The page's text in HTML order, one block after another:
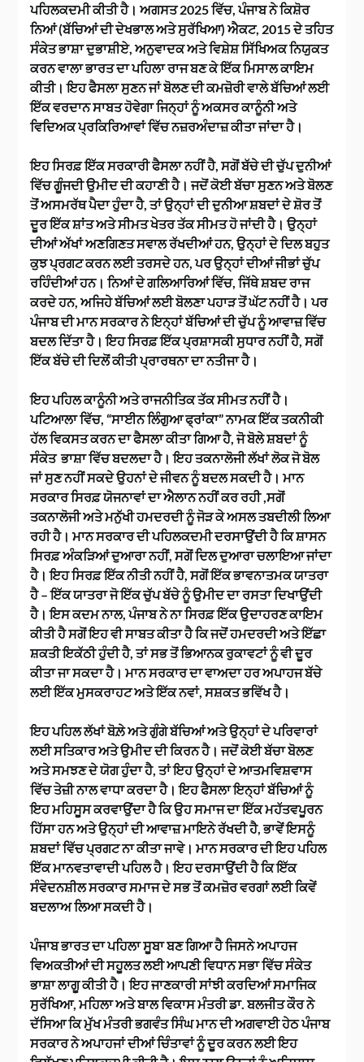
ਪਹਿਲਕਦਮੀ ਕੀਤੀ ਹੈ। ਅਗਸਤ 2025 ਵਿੱਚ, ਪੰਜਾਬ ਨੇ ਕਿਸ਼ੋਰ
ਨਿਆਂ (ਬੱਚਿਆਂ ਦੀ ਦੇਖਭਾਲ ਅਤੇ ਸੁਰੱਖਿਆ) ਐਕਟ, 2015 ਦੇ ਤਹਿਤ
ਸੰਕੇਤ ਭਾਸ਼ਾ ਦੁਭਾਸ਼ੀਏ, ਅਨੁਵਾਦਕ ਅਤੇ ਵਿਸ਼ੇਸ਼ ਸਿੱਖਿਅਕ ਨਿਯੁਕਤ
ਕਰਨ ਵਾਲਾ ਭਾਰਤ ਦਾ ਪਹਿਲਾ ਰਾਜ ਬਣ ਕੇ ਇੱਕ ਮਿਸਾਲ ਕਾਇਮ
ਕੀਤੀ। ਇਹ ਫੈਸਲਾ ਸੁਣਨ ਜਾਂ ਬੋਲਣ ਦੀ ਕਮਜ਼ੋਰੀ ਵਾਲੇ ਬੱਚਿਆਂ ਲਈ
ਇੱਕ ਵਰਦਾਨ ਸਾਬਤ ਹੋਵੇਗਾ ਜਿਨ੍ਹਾਂ ਨੂੰ ਅਕਸਰ ਕਾਨੂੰਨੀ ਅਤੇ
ਵਿਦਿਅਕ ਪ੍ਰਕਿਰਿਆਵਾਂ ਵਿੱਚ ਨਜ਼ਰਅੰਦਾਜ਼ ਕੀਤਾ ਜਾਂਦਾ ਹੈ।
ਇਹ ਸਿਰਫ਼ ਇੱਕ ਸਰਕਾਰੀ ਫੈਸਲਾ ਨਹੀਂ ਹੈ, ਸਗੋਂ ਬੱਚੇ ਦੀ ਚੁੱਪ ਦੁਨੀਆਂ
ਵਿੱਚ ਗੂੰਜਦੀ ਉਮੀਦ ਦੀ ਕਹਾਣੀ ਹੈ। ਜਦੋਂ ਕੋਈ ਬੱਚਾ ਸੁਣਨ ਅਤੇ ਬੋਲਣ
ਤੋਂ ਅਸਮਰੱਥ ਪੈਦਾ ਹੁੰਦਾ ਹੈ, ਤਾਂ ਉਨ੍ਹਾਂ ਦੀ ਦੁਨੀਆ ਸ਼ਬਦਾਂ ਦੇ ਸ਼ੋਰ ਤੋਂ
ਦੂਰ ਇੱਕ ਸ਼ਾਂਤ ਅਤੇ ਸੀਮਤ ਖੇਤਰ ਤੱਕ ਸੀਮਤ ਹੋ ਜਾਂਦੀ ਹੈ। ਉਨ੍ਹਾਂ
ਦੀਆਂ ਅੱਖਾਂ ਅਣਗਿਣਤ ਸਵਾਲ ਰੱਖਦੀਆਂ ਹਨ, ਉਨ੍ਹਾਂ ਦੇ ਦਿਲ ਬਹੁਤ
ਕੁਝ ਪ੍ਰਗਟ ਕਰਨ ਲਈ ਤਰਸਦੇ ਹਨ, ਪਰ ਉਨ੍ਹਾਂ ਦੀਆਂ ਜੀਭਾਂ ਚੁੱਪ
ਰਹਿੰਦੀਆਂ ਹਨ। ਨਿਆਂ ਦੇ ਗਲਿਆਰਿਆਂ ਵਿੱਚ, ਜਿੱਥੇ ਸ਼ਬਦ ਰਾਜ
ਕਰਦੇ ਹਨ, ਅਜਿਹੇ ਬੱਚਿਆਂ ਲਈ ਬੋਲਣਾ ਪਹਾੜ ਤੋਂ ਘੱਟ ਨਹੀਂ ਹੈ। ਪਰ
ਪੰਜਾਬ ਦੀ ਮਾਨ ਸਰਕਾਰ ਨੇ ਇਨ੍ਹਾਂ ਬੱਚਿਆਂ ਦੀ ਚੁੱਪ ਨੂੰ ਆਵਾਜ਼ ਵਿੱਚ
ਬਦਲ ਦਿੱਤਾ ਹੈ। ਇਹ ਸਿਰਫ਼ ਇੱਕ ਪ੍ਰਸ਼ਾਸਕੀ ਸੁਧਾਰ ਨਹੀਂ ਹੈ, ਸਗੋਂ
ਇੱਕ ਬੱਚੇ ਦੀ ਦਿਲੋਂ ਕੀਤੀ ਪ੍ਰਾਰਥਨਾ ਦਾ ਨਤੀਜਾ ਹੈ।
ਇਹ ਪਹਿਲ ਕਾਨੂੰਨੀ ਅਤੇ ਰਾਜਨੀਤਿਕ ਤੱਕ ਸੀਮਤ ਨਹੀਂ ਹੈ।
ਪਟਿਆਲਾ ਵਿੱਚ, “ਸਾਈਨ ਲਿੰਗੁਆ ਫ੍ਰਾਂਕਾ” ਨਾਮਕ ਇੱਕ ਤਕਨੀਕੀ
ਹੱਲ ਵਿਕਸਤ ਕਰਨ ਦਾ ਫੈਸਲਾ ਕੀਤਾ ਗਿਆ ਹੈ, ਜੋ ਬੋਲੇ ਸ਼ਬਦਾਂ ਨੂੰ
ਸੰਕੇਤ ਭਾਸ਼ਾ ਵਿੱਚ ਬਦਲਦਾ ਹੈ। ਇਹ ਤਕਨਾਲੋਜੀ ਲੱਖਾਂ ਲੋਕ ਜੋ ਬੋਲ
ਜਾਂ ਸੁਣ ਨਹੀਂ ਸਕਦੇ ਉਹਨਾਂ ਦੇ ਜੀਵਨ ਨੂੰ ਬਦਲ ਸਕਦੀ ਹੈ। ਮਾਨ
ਸਰਕਾਰ ਸਿਰਫ਼ ਯੋਜਨਾਵਾਂ ਦਾ ਐਲਾਨ ਨਹੀਂ ਕਰ ਰਹੀ ,ਸਗੋਂ
ਤਕਨਾਲੋਜੀ ਅਤੇ ਮਨੁੱਖੀ ਹਮਦਰਦੀ ਨੂੰ ਜੋੜ ਕੇ ਅਸਲ ਤਬਦੀਲੀ ਲਿਆ
ਰਹੀ ਹੈ। ਮਾਨ ਸਰਕਾਰ ਦੀ ਪਹਿਲਕਦਮੀ ਦਰਸਾਉਂਦੀ ਹੈ ਕਿ ਸ਼ਾਸਨ
ਸਿਰਫ਼ ਅੰਕੜਿਆਂ ਦੁਆਰਾ ਨਹੀਂ, ਸਗੋਂ ਦਿਲ ਦੁਆਰਾ ਚਲਾਇਆ ਜਾਂਦਾ
ਹੈ। ਇਹ ਸਿਰਫ਼ ਇੱਕ ਨੀਤੀ ਨਹੀਂ ਹੈ, ਸਗੋਂ ਇੱਕ ਭਾਵਨਾਤਮਕ ਯਾਤਰਾ
ਹੈ – ਇੱਕ ਯਾਤਰਾ ਜੋ ਇੱਕ ਚੁੱਪ ਬੱਚੇ ਨੂੰ ਉਮੀਦ ਦਾ ਰਸਤਾ ਦਿਖਾਉਂਦੀ
ਹੈ। ਇਸ ਕਦਮ ਨਾਲ, ਪੰਜਾਬ ਨੇ ਨਾ ਸਿਰਫ਼ ਇੱਕ ਉਦਾਹਰਣ ਕਾਇਮ
ਕੀਤੀ ਹੈ ਸਗੋਂ ਇਹ ਵੀ ਸਾਬਤ ਕੀਤਾ ਹੈ ਕਿ ਜਦੋਂ ਹਮਦਰਦੀ ਅਤੇ ਇੱਛਾ
ਸ਼ਕਤੀ ਇਕੱਠੀ ਹੁੰਦੀ ਹੈ, ਤਾਂ ਸਭ ਤੋਂ ਭਿਆਨਕ ਰੁਕਾਵਟਾਂ ਨੂੰ ਵੀ ਦੂਰ
ਕੀਤਾ ਜਾ ਸਕਦਾ ਹੈ। ਮਾਨ ਸਰਕਾਰ ਦਾ ਵਾਅਦਾ ਹਰ ਅਪਾਹਜ ਬੱਚੇ
ਲਈ ਇੱਕ ਮੁਸਕਰਾਹਟ ਅਤੇ ਇੱਕ ਨਵਾਂ, ਸਸ਼ਕਤ ਭਵਿੱਖ ਹੈ।
ਇਹ ਪਹਿਲ ਲੱਖਾਂ ਬੋਲ਼ੇ ਅਤੇ ਗੁੰਗੇ ਬੱਚਿਆਂ ਅਤੇ ਉਨ੍ਹਾਂ ਦੇ ਪਰਿਵਾਰਾਂ
ਲਈ ਸਤਿਕਾਰ ਅਤੇ ਉਮੀਦ ਦੀ ਕਿਰਨ ਹੈ। ਜਦੋਂ ਕੋਈ ਬੱਚਾ ਬੋਲਣ
ਅਤੇ ਸਮਝਣ ਦੇ ਯੋਗ ਹੁੰਦਾ ਹੈ, ਤਾਂ ਇਹ ਉਨ੍ਹਾਂ ਦੇ ਆਤਮਵਿਸ਼ਵਾਸ
ਵਿੱਚ ਤੇਜ਼ੀ ਨਾਲ ਵਾਧਾ ਕਰਦਾ ਹੈ। ਇਹ ਫੈਸਲਾ ਇਨ੍ਹਾਂ ਬੱਚਿਆਂ ਨੂੰ
ਇਹ ਮਹਿਸੂਸ ਕਰਵਾਉਂਦਾ ਹੈ ਕਿ ਉਹ ਸਮਾਜ ਦਾ ਇੱਕ ਮਹੱਤਵਪੂਰਨ
ਹਿੱਸਾ ਹਨ ਅਤੇ ਉਨ੍ਹਾਂ ਦੀ ਆਵਾਜ਼ ਮਾਇਨੇ ਰੱਖਦੀ ਹੈ, ਭਾਵੇਂ ਇਸਨੂੰ
ਸ਼ਬਦਾਂ ਵਿੱਚ ਪ੍ਰਗਟ ਨਾ ਕੀਤਾ ਜਾਵੇ। ਮਾਨ ਸਰਕਾਰ ਦੀ ਇਹ ਪਹਿਲ
ਇੱਕ ਮਾਨਵਤਾਵਾਦੀ ਪਹਿਲ ਹੈ। ਇਹ ਦਰਸਾਉਂਦੀ ਹੈ ਕਿ ਇੱਕ
ਸੰਵੇਦਨਸ਼ੀਲ ਸਰਕਾਰ ਸਮਾਜ ਦੇ ਸਭ ਤੋਂ ਕਮਜ਼ੋਰ ਵਰਗਾਂ ਲਈ ਕਿਵੇਂ
ਬਦਲਾਅ ਲਿਆ ਸਕਦੀ ਹੈ।
ਪੰਜਾਬ ਭਾਰਤ ਦਾ ਪਹਿਲਾ ਸੂਬਾ ਬਣ ਗਿਆ ਹੈ ਜਿਸਨੇ ਅਪਾਹਜ
ਵਿਅਕਤੀਆਂ ਦੀ ਸਹੂਲਤ ਲਈ ਆਪਣੀ ਵਿਧਾਨ ਸਭਾ ਵਿੱਚ ਸੰਕੇਤ
ਭਾਸ਼ਾ ਲਾਗੂ ਕੀਤੀ ਹੈ। ਇਹ ਜਾਣਕਾਰੀ ਸਾਂਝੀ ਕਰਦਿਆਂ ਸਮਾਜਿਕ
ਸੁਰੱਖਿਆ, ਮਹਿਲਾ ਅਤੇ ਬਾਲ ਵਿਕਾਸ ਮੰਤਰੀ ਡਾ. ਬਲਜੀਤ ਕੌਰ ਨੇ
ਦੱਸਿਆ ਕਿ ਮੁੱਖ ਮੰਤਰੀ ਭਗਵੰਤ ਸਿੰਘ ਮਾਨ ਦੀ ਅਗਵਾਈ ਹੇਠ ਪੰਜਾਬ
ਸਰਕਾਰ ਨੇ ਅਪਾਹਜਾਂ ਦੀਆਂ ਚਿੰਤਾਵਾਂ ਨੂੰ ਦੂਰ ਕਰਨ ਲਈ ਇਹ